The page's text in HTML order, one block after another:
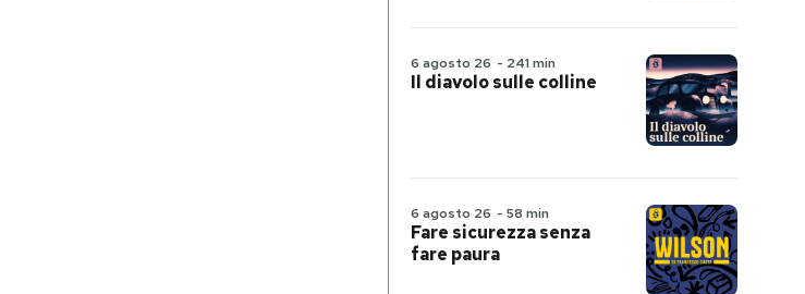
6 agosto 26 - 241 min
Il diavolo sulle colline
6 agosto 26 - 58 min
Fare sicurezza senza
fare paura